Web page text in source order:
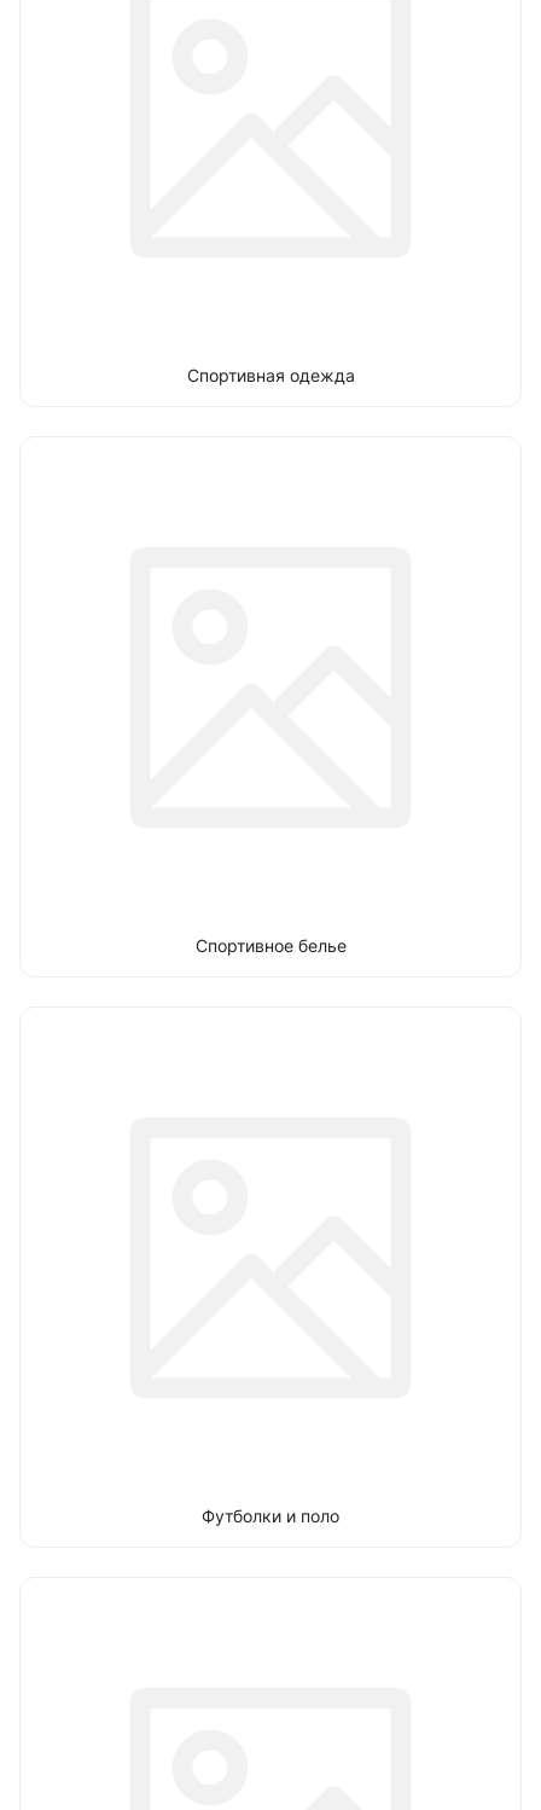
Спортивная одежда
Спортивное белье
Футболки и поло